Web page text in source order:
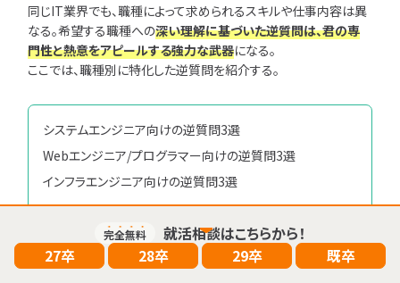
0
検索
完全無料 就活相談はこちらから！
27卒 28卒 29卒 既卒
同じIT業界でも、職種によって求められるスキルや仕事内容は異
なる。希望する職種への深い理解に基づいた逆質問は、君の専
門性と熱意をアピールする強力な武器になる。
ここでは、職種別に特化した逆質問を紹介する。
システムエンジニア向けの逆質問3選
Webエンジニア/プログラマー向けの逆質問3選
インフラエンジニア向けの逆質問3選
6-1.システムエンジニア向けの逆質問3選